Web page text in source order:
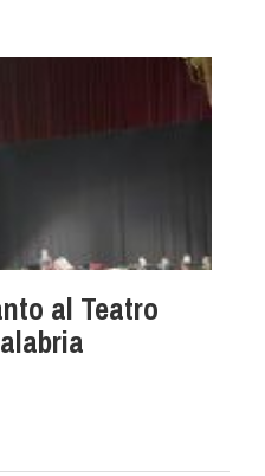
al Teatro